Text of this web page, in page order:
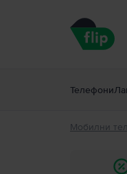
Телефони
Мобилни